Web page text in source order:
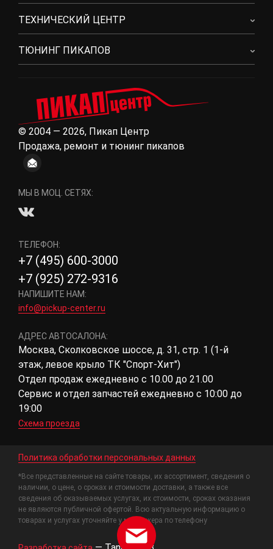
ТЕХНИЧЕСКИЙ ЦЕНТР
ТЮНИНГ ПИКАПОВ
© 2004 — 2026, Пикап Центр
Продажа, ремонт и тюнинг пикапов
МЫ В МОЦ. СЕТЯХ:
ТЕЛЕФОН:
+7 (495) 600-3000
+7 (925) 272-9316
НАПИШИТЕ НАМ:
info@pickup-center.ru
АДРЕС АВТОСАЛОНА:
Москва, Сколковское шоссе, д. 31, стр. 1 (1-й
этаж, левое крыло ТК "Спорт-Хит")
Отдел продаж ежедневно с 10.00 до 21.00
Сервис и отдел запчастей ежедневно с 10:00 до
19:00
Схема проезда
Политика обработки персональных данных
*Все представленные на сайте товары, их ассортимент, сведения о
наличии, о цене, о сроках и стоимости доставки, а также все
сведения об оказываемых услугах, их стоимости, сроках оказания
не являются публичной офертой. Всю актуальную информацию о
товарах и услугах уточняйте у менеджера по телефону